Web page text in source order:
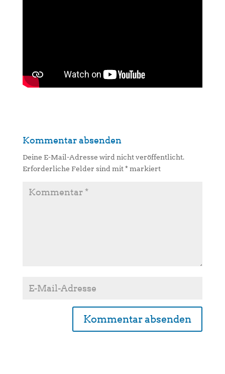
Kommentar absenden
Deine E-Mail-Adresse wird nicht veröffentlicht.
Erforderliche Felder sind mit* markiert